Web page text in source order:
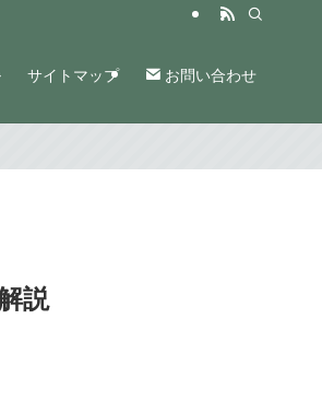
サイトマップ お問い合わせ
説